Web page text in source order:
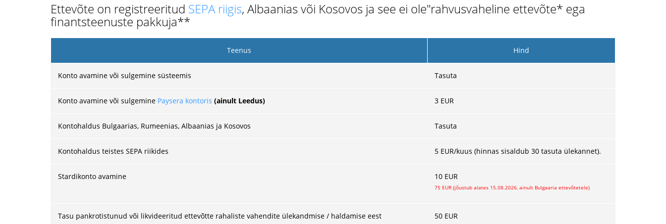
Ettevõte on registreeritud SEPA riigis, Albaanias või Kosovos ja see ei ole"rahvusvaheline ettevõte* ega
finantsteenuste pakkuja**
Teenus Hind
Konto avamine või sulgemine süsteemis Tasuta
Konto avamine või sulgemine Paysera kontoris (ainult Leedus) 3 EUR
Kontohaldus Bulgaarias, Rumeenias, Albaanias ja Kosovos Tasuta
Kontohaldus teistes SEPA riikides 5 EUR/kuus (hinnas sisaldub 30 tasuta ülekannet).
Stardikonto avamine 10 EUR
75 EUR (jõustub alates 15.08.2026, ainult Bulgaaria ettevõtetele)
Tasu pankrotistunud või likvideeritud ettevõtte rahaliste vahendite ülekandmise / haldamise eest 50 EUR